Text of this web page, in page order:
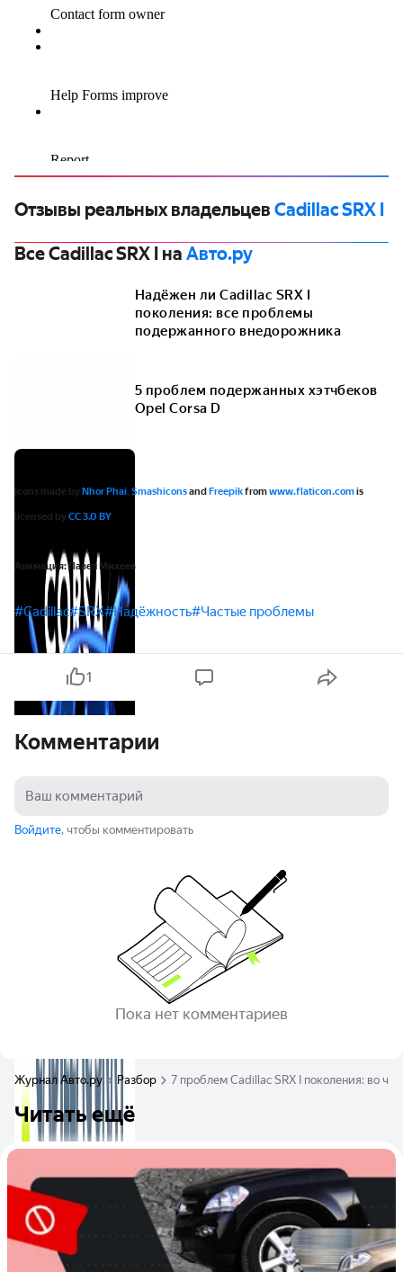
Отзывы реальных владельцев Cadillac SRX I
Все Cadillac SRX I на Авто.ру
Надёжен ли Cadillac SRX I
поколения: все проблемы
подержанного внедорожника
5 проблем подержанных хэтчбеков
Opel Corsa D
Icons made byNhor Phai, SmashiconsandFreepikfromwww.flaticon.comis
licensed byCC 3.0 BY
Анимация: Павел Михеев
#Cadillac#SRX#Надёжность#Частые проблемы
1
Комментарии
Войдите, чтобы комментировать
Пока нет комментариев
Журнал Авто.ру Разбор 7 проблем Cadillac SRX I поколения: во
Читать ещё